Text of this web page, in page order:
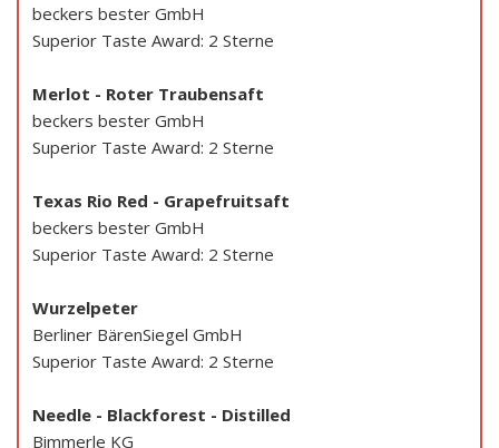
beckers bester GmbH
Superior Taste Award: 2 Sterne
Merlot - Roter Traubensaft
beckers bester GmbH
Superior Taste Award: 2 Sterne
Texas Rio Red - Grapefruitsaft
beckers bester GmbH
Superior Taste Award: 2 Sterne
Wurzelpeter
Berliner BärenSiegel GmbH
Superior Taste Award: 2 Sterne
Needle - Blackforest - Distilled
Bimmerle KG